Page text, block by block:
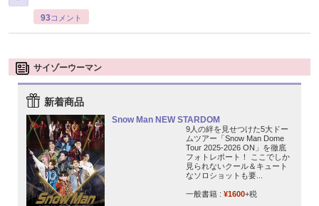
93コメント
サイゾーウーマン
新着商品
Snow Man NEW STARDOM
9人の絆を見せつけた5大ドー
ムツアー「Snow Man Dome
Tour 2025-2026 ON」を徹底
フォトレポート！ ここでしか
見られないクール＆キュート
なソロショットも要...
一般書籍 : ¥1600+税